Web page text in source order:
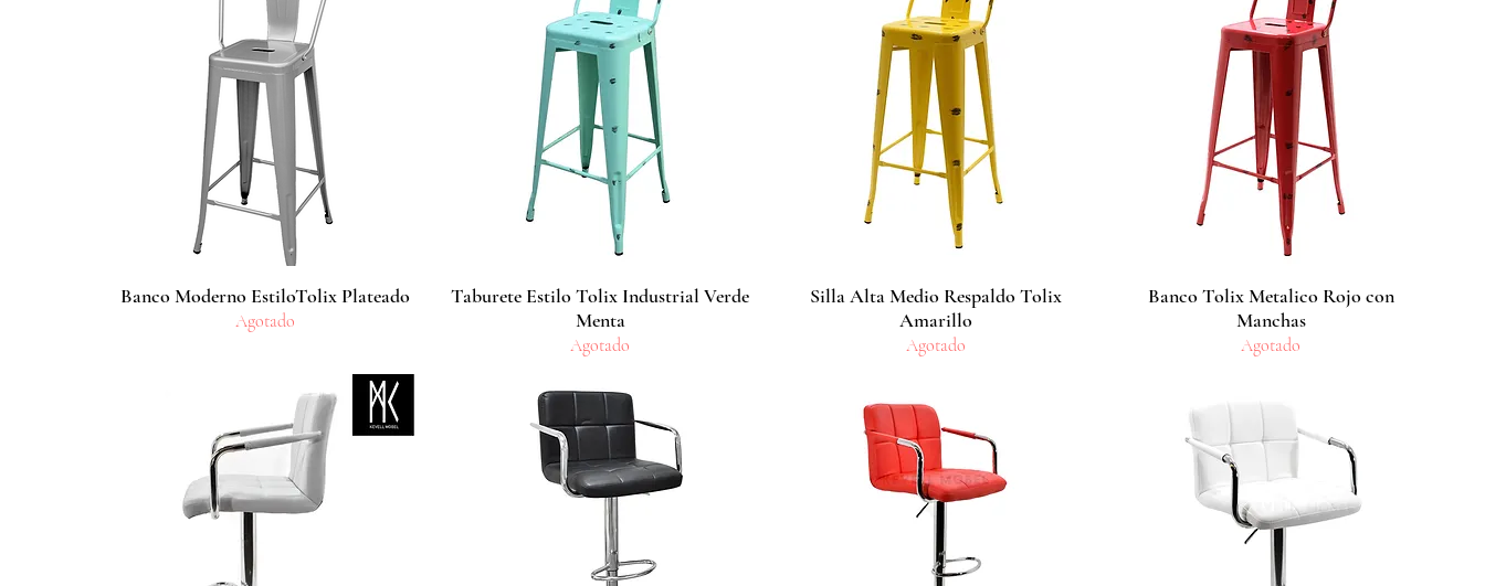
Vista rápida
Banco Moderno EstiloTolix Plateado
Agotado
Vista rápida
Taburete Estilo Tolix Industrial Verde
Menta
Agotado
Vista rápida
Silla Alta Medio Respaldo Tolix
Amarillo
Agotado
Vista rápida
Banco Tolix Metalico Rojo con
Manchas
Agotado